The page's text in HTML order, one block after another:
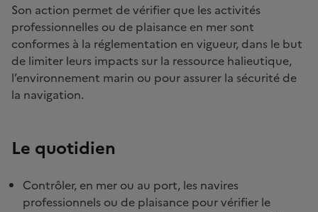
Son action permet de vérifier que les activités
professionnelles ou de plaisance en mer sont
conformes à la réglementation en vigueur, dans le but
de limiter leurs impacts sur la ressource halieutique,
l’environnement marin ou pour assurer la sécurité de
la navigation.
Le quotidien
Contrôler, en mer ou au port, les navires
professionnels ou de plaisance pour vérifier le